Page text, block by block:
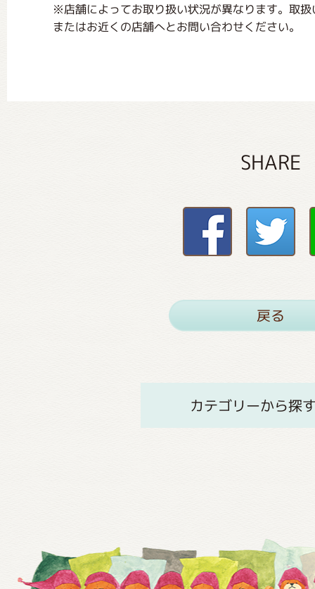
※店舗によってお取り扱い状況が異なります。取
またはお近くの店舗へとお問い合わせください。
SHARE
戻る
カテゴリーから探